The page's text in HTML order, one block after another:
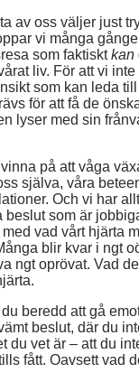
av oss väljer just
vi många
som faktisktkan
liv. För att vi inte
som kan leda
för att få de
lyser med sin
på att våga
själva, våra
Och vi har
beslut som är
vad vårt hjärta
blir kvar i ngt
ngt oprövat. Vad
beredd att gå
beslut, där du
du vet är – att du
fått. Oavsett vad